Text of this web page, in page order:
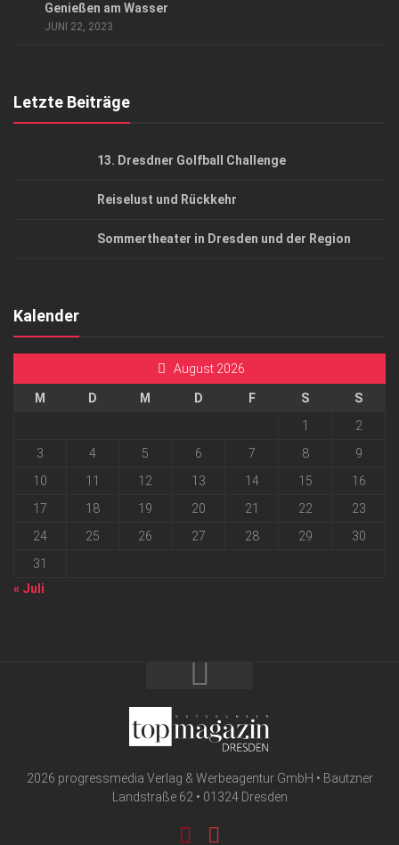
Genießen am Wasser
JUNI 22, 2023
Letzte Beiträge
13. Dresdner Golfball Challenge
Reiselust und Rückkehr
Sommertheater in Dresden und der Region
Kalender
August 2026
M D M D F S
S
1
2
3
4 5 6 7 8
9
10
11 12 13 14 15
16
17
18 19 20 21 22
23
24
25 26 27 28 29
30
31
« Juli
2026 progressmedia Verlag & Werbeagentur GmbH • Bautzner
Landstraße 62 • 01324 Dresden